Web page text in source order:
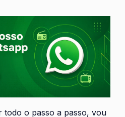
todo o passo a passo, vou